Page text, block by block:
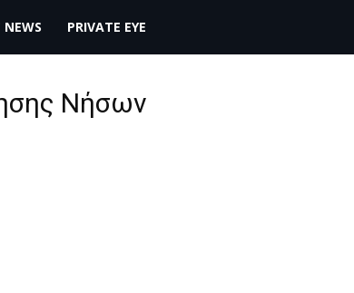
NEWS PRIVATE EYE
Νήσων